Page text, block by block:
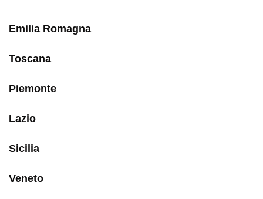
Emilia Romagna
Toscana
Piemonte
Lazio
Sicilia
Veneto